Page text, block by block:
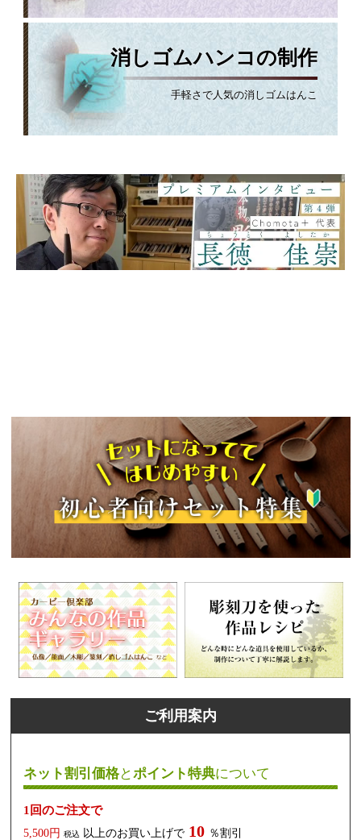
消しゴムハンコの制作
手軽さで人気の消しゴムはんこ
ご利用案内
ネット割引価格とポイント特典について
1回のご注文で
5,500円 税込 以上のお買い上げで 10 ％割引